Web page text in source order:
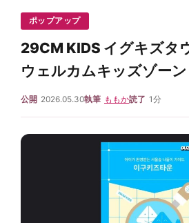
ポップアップ
29CM KIDS イグキズタ
ウェルカムキッズゾーン
公開 2026.05.30執筆 ももか読了 1分